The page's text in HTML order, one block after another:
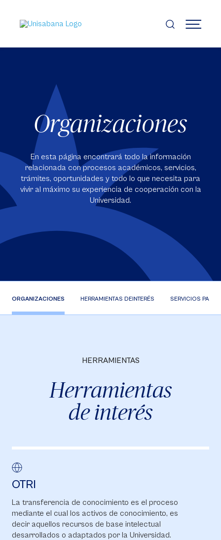
contenido
principal
MENÚ
Organizaciones
En esta página encontrará todo la información
relacionada con procesos académicos, servicios,
trámites, oportunidades y todo lo que necesita para
vivir al máximo su experiencia de cooperación con la
Universidad.
ORGANIZACIONES HERRAMIENTAS DEINTERÉS SERVICIOS PARA
HERRAMIENTAS
Herramientas
de interés
OTRI
La transferencia de conocimiento es el proceso
mediante el cual los activos de conocimiento, es
decir aquellos recursos de base intelectual
desarrollados o adaptados por la Universidad.